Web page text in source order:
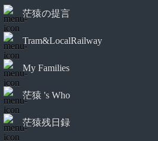
茫猿の提言
Tram&LocalRailway
My Families
茫猿 's Who
茫猿残日録